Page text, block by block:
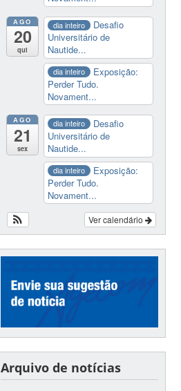
AGO
20
qui
dia inteiro
Desafio
Universitário de
Nautide...
dia inteiro
Exposição:
Perder Tudo.
Novament...
AGO
21
sex
dia inteiro
Desafio
Universitário de
Nautide...
dia inteiro
Exposição:
Perder Tudo.
Novament...
Ver calendário
Arquivo de notícias